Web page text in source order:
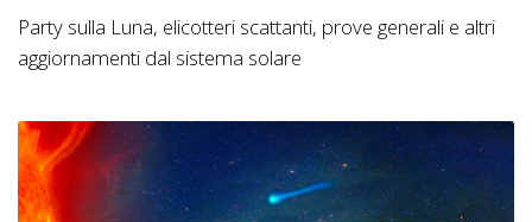
Party sulla Luna, elicotteri scattanti, prove generali e altri
aggiornamenti dal sistema solare